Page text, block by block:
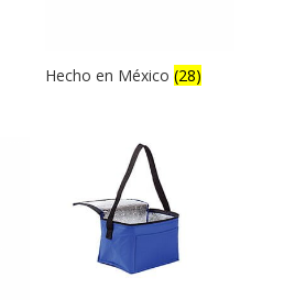
Hecho en México(28)